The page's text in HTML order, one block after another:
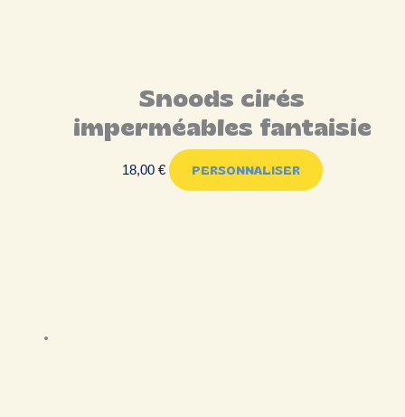
Snoods cirés
imperméables fantaisie
18,00 € PERSONNALISER